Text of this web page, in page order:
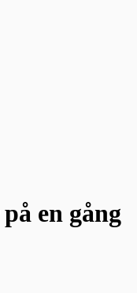
på en gång